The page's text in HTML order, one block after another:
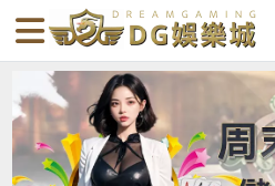
body{overflow:hidden !important;}